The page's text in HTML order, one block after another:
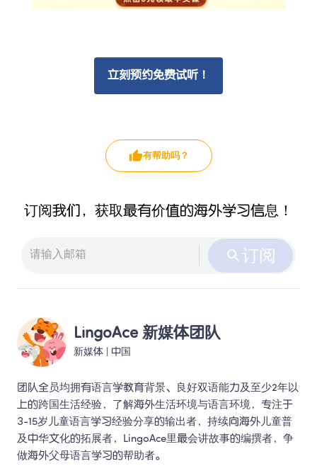
立刻预约免费试听！
有帮助吗？
订阅我们，获取最有价值的海外学习信息！
订阅
LingoAce 新媒体团队
新媒体 中国
团队全员均拥有语言学教育背景、良好双语能力及至少2年以
上的跨国生活经验，了解海外生活环境与语言环境，专注于
3-15岁儿童语言学习经验分享的输出者，持续向海外儿童普
及中华文化的拓展者，LingoAce里最会讲故事的编撰者，争
做海外父母语言学习的帮助者。